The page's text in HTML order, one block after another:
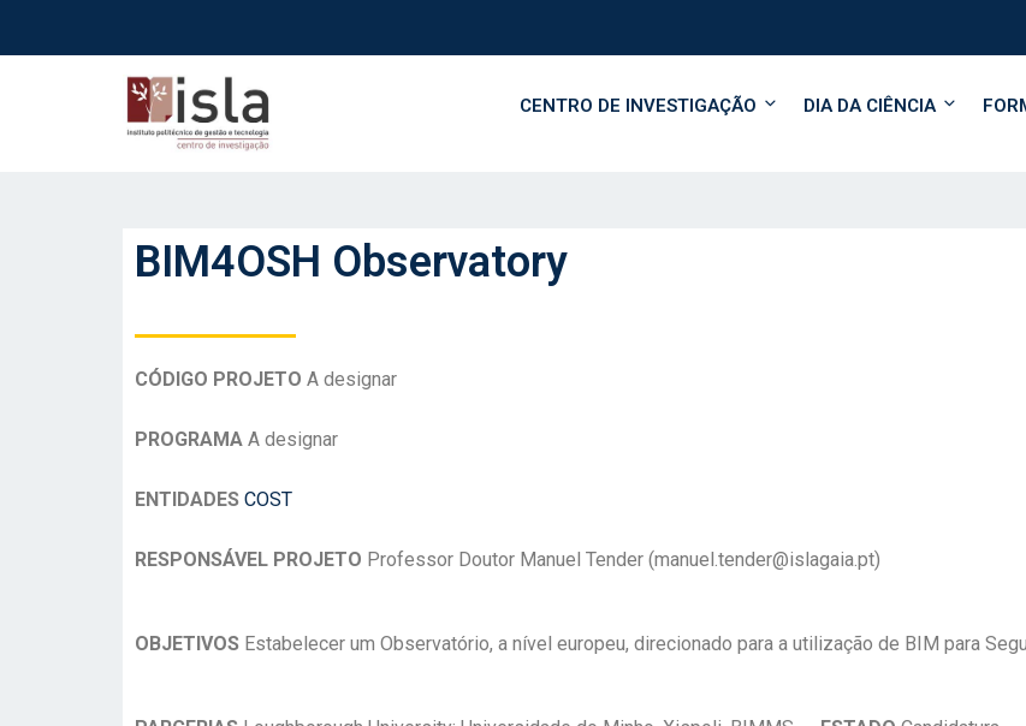
CENTRO DE INVESTIGAÇÃO DIA DA CIÊNCIA
BIM4OSH Observatory
CÓDIGO PROJETO A designar
PROGRAMA A designar
ENTIDADES COST
RESPONSÁVEL PROJETO Professor Doutor Manuel Tender (manuel.tender@islagaia.pt)
OBJETIVOS Estabelecer um Observatório, a nível europeu, direcionado para a utilização de BIM para